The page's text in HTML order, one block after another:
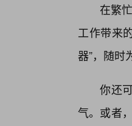
在繁
工作带来
器”，随时
你还
气。或者